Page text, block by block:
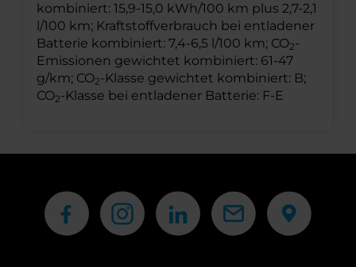
kombiniert: 15,9-15,0 kWh/100 km plus 2,7-2,1
l/100 km; Kraftstoffverbrauch bei entladener
Batterie kombiniert: 7,4-6,5 l/100 km; CO2-
Emissionen gewichtet kombiniert: 61-47
g/km; CO2-Klasse gewichtet kombiniert: B;
CO2-Klasse bei entladener Batterie: F-E